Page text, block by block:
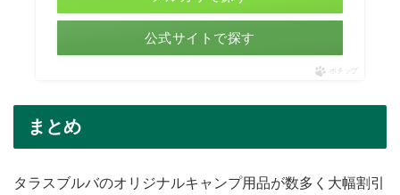
公式サイトで探す
ポチップ
まとめ
タラスブルバのオリジナルキャンプ用品が数多く大幅割引